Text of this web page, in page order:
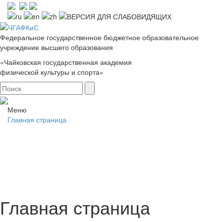
Федеральное государственное бюджетное образовательное
учреждение высшего образования
«Чайковская государственная академия
физической культуры и спорта»
Меню
Главная страница
Главная страница